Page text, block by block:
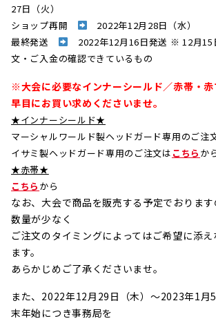
27日（火）
ショップ再開
2022年12月28日（水）
最終発送
2022年12月16日発送 ※ 12月15
文・ご入金の確認できているもの
※大会に必要なインナーシールド／赤帯・
早目にお買い求めくださいませ。
★インナーシールド★
マーシャルワールド製ヘッドガード専用のご注
イサミ製ヘッドガード専用のご注文は こちら か
★赤帯★
こちら から
なお、大会で商品を販売する予定でおりま
数量が少なく
ご注文のタイミングによってはご希望に添
ます。
あらかじめご了承くださいませ。
また、2022年12月29日（木）～2023年1月
末年始につき事務局を